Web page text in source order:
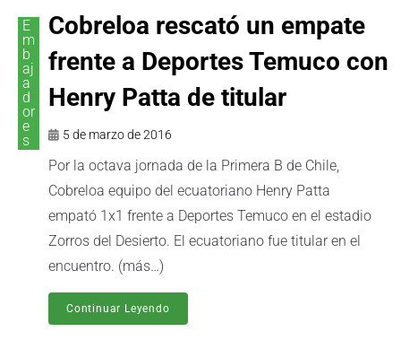
E
m
b
aj
a
d
or
e
s
Cobreloa rescató un empate
frente a Deportes Temuco con
Henry Patta de titular
5 de marzo de 2016
Por la octava jornada de la Primera B de Chile,
Cobreloa equipo del ecuatoriano Henry Patta
empató 1x1 frente a Deportes Temuco en el estadio
Zorros del Desierto. El ecuatoriano fue titular en el
encuentro. (más…)
Continuar Leyendo